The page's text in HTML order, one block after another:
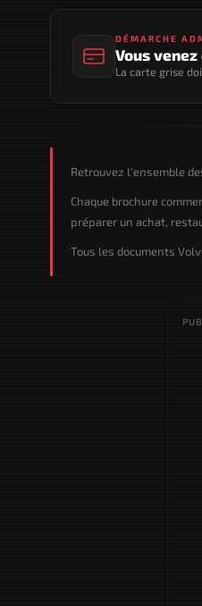
DÉMARCHE
Vous
La carte grise
Retrouvez l'ensemble
Chaque brochure
préparer un achat,
Tous les documents